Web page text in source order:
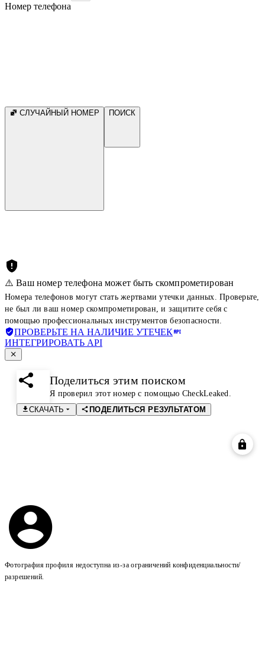
Номер телефона
СЛУЧАЙНЫЙ НОМЕР ПОИСК
⚠️ Ваш номер телефона может быть скомпрометирован
Номера телефонов могут стать жертвами утечки данных. Проверьте,
не был ли ваш номер скомпрометирован, и защитите себя с
помощью профессиональных инструментов безопасности.
ПРОВЕРЬТЕ НА НАЛИЧИЕ УТЕЧЕК
ИНТЕГРИРОВАТЬ API
Поделиться этим поиском
Я проверил этот номер с помощью CheckLeaked.
СКАЧАТЬ
ПОДЕЛИТЬСЯ РЕЗУЛЬТАТОМ
Фотография профиля недоступна из-за ограничений конфиденциальности/
разрешений.